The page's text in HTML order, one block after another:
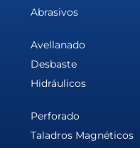
Abrasivos
Avellanado
Desbaste
Hidráulicos
Perforado
Taladros Magnéticos